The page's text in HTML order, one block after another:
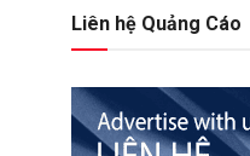
Liên hệ Quảng Cáo